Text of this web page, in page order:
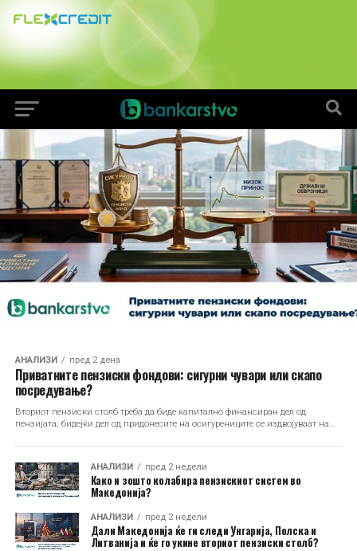
АНАЛИЗИ пред 2 дена
Приватните пензиски фондови: сигурни чувари или скапо
посредување?
Вториот пензиски столб треба да биде капитално финансиран дел од
пензијата, бидејќи дел од придонесите на осигурениците се издвојуваат на...
АНАЛИЗИ пред 2 недели
Како и зошто колабира пензискиот систем во
Македонија?
АНАЛИЗИ пред 2 недели
Дали Македонија ќе ги следи Унгарија, Полска и
Литванија и ќе го укине вториот пензиски столб?